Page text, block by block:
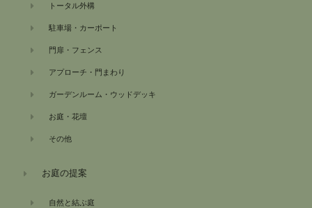
トータル外構
駐車場・カーポート
門扉・フェンス
アプローチ・門まわり
ガーデンルーム・ウッドデッキ
お庭・花壇
その他
お庭の提案
自然と結ぶ庭